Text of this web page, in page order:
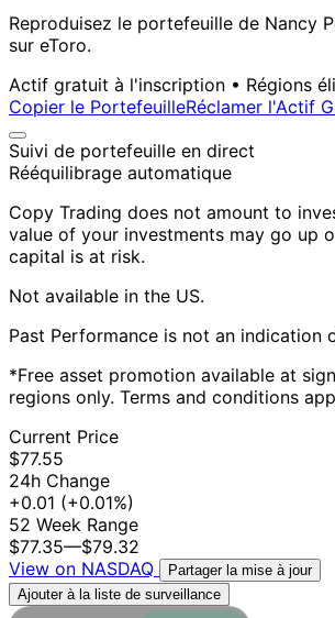
Reproduisez le portefeuille de Nancy
sur eToro.
Actif gratuit à l'inscription • Régions
Copier le PortefeuilleRéclamer l'Actif
Suivi de portefeuille en direct
Rééquilibrage automatique
Copy Trading does not amount to
value of your investments may go up
capital is at risk.
Not available in the US.
Past Performance is not an indication
*Free asset promotion available at
regions only. Terms and conditions
Current Price
$77.55
24h Change
+0.01 (+0.01%)
52 Week Range
$77.35—$79.32
View on NASDAQ
Partager la mise à jour
Ajouter à la liste de surveillance